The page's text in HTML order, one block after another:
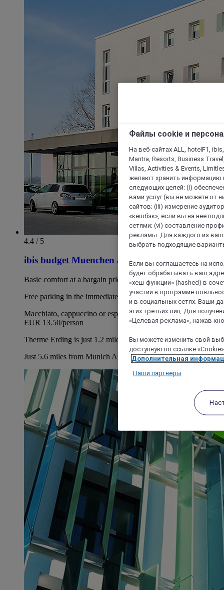
4.4 / 5
ibis budget Muenchen Airport Erding
Basic comfort at a bargain price
Free parking in the immediate vicinity
Macchiato, cappuccino or espresso with breakfast buffet for
EUR 13.50/person
Therme Erding is just 1.2 miles from the hotel
Just 5.6 miles from Munich Airport
Файлы cookie и
На веб-сайтах ALL, hotelF1,
Mantra, Resorts, Business
Villas, Activities & Events,
желают хранить информацию
следующих целей: (i)
вами услуг (вы не можете от
сайтов; (iii) измерение
«кешбэк», если вы на нее
сетями; (vi) составление
рекламы. Для каждого из
выбрать подходящие
Если вы соглашаетесь на
будет обрабатывать ваш
«хеш-функции» (hashed) в
участии в программе
и в социальных сетях. Ваши
этих третьих лиц. Для
«Целевая реклама», нажав
Вы можете изменить свой
доступную по ссылке
Дополнительная
Наши партнеры